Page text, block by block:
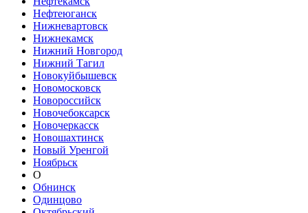
Нефтеюганск
Нижневартовск
Нижнекамск
Нижний Новгород
Нижний Тагил
Новокуйбышевск
Новомосковск
Новороссийск
Новочебоксарск
Новочеркасск
Новошахтинск
Новый Уренгой
Ноябрьск
О
Обнинск
Одинцово